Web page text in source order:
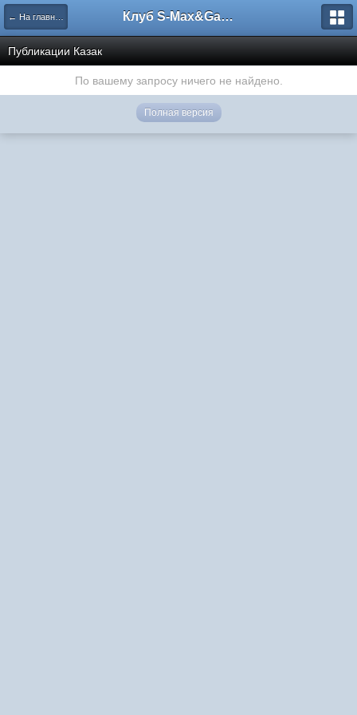
← На главную Клуб S-Max&Galaxy
Публикации Казак
По вашему запросу ничего не найдено.
Полная версия